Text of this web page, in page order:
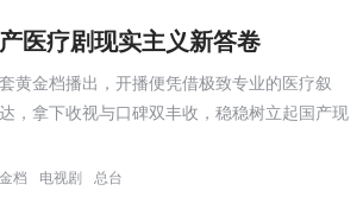
医疗剧现实主义新答卷
黄金档播出，开播便凭借极致专业的医疗叙
，拿下收视与口碑双丰收，稳稳树立起国产现
总台
电视剧
档